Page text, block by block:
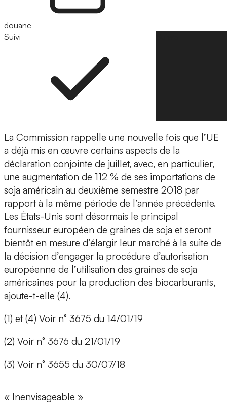
douane
Suivi
La Commission rappelle une nouvelle fois que l’UE
a déjà mis en œuvre certains aspects de la
déclaration conjointe de juillet, avec, en particulier,
une augmentation de 112 % de ses importations de
soja américain au deuxième semestre 2018 par
rapport à la même période de l’année précédente.
Les États-Unis sont désormais le principal
fournisseur européen de graines de soja et seront
bientôt en mesure d’élargir leur marché à la suite de
la décision d’engager la procédure d’autorisation
européenne de l’utilisation des graines de soja
américaines pour la production des biocarburants,
ajoute-t-elle (4).
(1) et (4) Voir n° 3675 du 14/01/19
(2) Voir n° 3676 du 21/01/19
(3) Voir n° 3655 du 30/07/18
« Inenvisageable »